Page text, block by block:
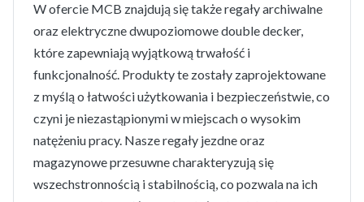
W ofercie MCB znajdują się także regały archiwalne
oraz elektryczne dwupoziomowe double decker,
które zapewniają wyjątkową trwałość i
funkcjonalność. Produkty te zostały zaprojektowane
z myślą o łatwości użytkowania i bezpieczeństwie, co
czyni je niezastąpionymi w miejscach o wysokim
natężeniu pracy. Nasze regały jezdne oraz
magazynowe przesuwne charakteryzują się
wszechstronnością i stabilnością, co pozwala na ich